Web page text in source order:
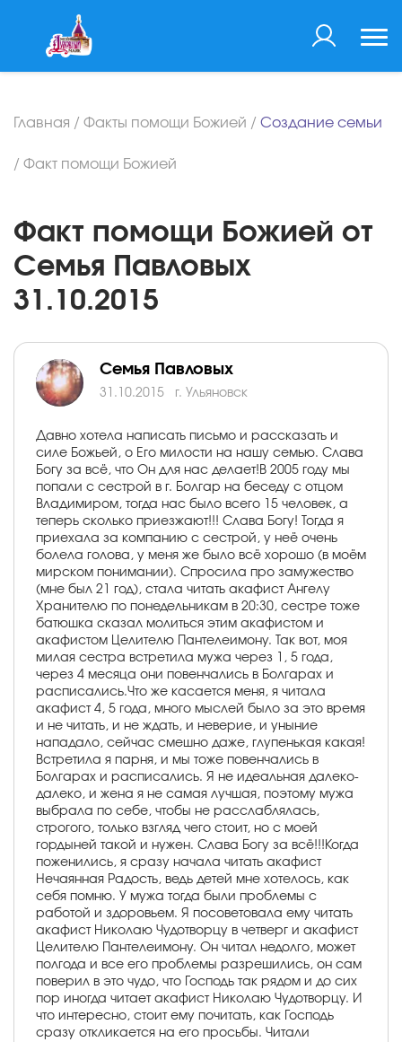
Главная / Факты помощи Божией / Создание семьи
/ Факт помощи Божией
Факт помощи Божией от
Семья Павловых
31.10.2015
Семья Павловых
31.10.2015 г. Ульяновск
Давно хотела написать письмо и рассказать и
силе Божьей, о Его милости на нашу семью. Слава
Богу за всё, что Он для нас делает!В 2005 году мы
попали с сестрой в г. Болгар на беседу с отцом
Владимиром, тогда нас было всего 15 человек, а
теперь сколько приезжают!!! Слава Богу! Тогда я
приехала за компанию с сестрой, у неё очень
болела голова, у меня же было всё хорошо (в моём
мирском понимании). Спросила про замужество
(мне был 21 год), стала читать акафист Ангелу
Хранителю по понедельникам в 20:30, сестре тоже
батюшка сказал молиться этим акафистом и
акафистом Целителю Пантелеимону. Так вот, моя
милая сестра встретила мужа через 1, 5 года,
через 4 месяца они повенчались в Болгарах и
расписались.Что же касается меня, я читала
акафист 4, 5 года, много мыслей было за это время
и не читать, и не ждать, и неверие, и уныние
нападало, сейчас смешно даже, глупенькая какая!
Встретила я парня, и мы тоже повенчались в
Болгарах и расписались. Я не идеальная далеко-
далеко, и жена я не самая лучшая, поэтому мужа
выбрала по себе, чтобы не расслаблялась,
строгого, только взгляд чего стоит, но с моей
гордыней такой и нужен. Слава Богу за всё!!!Когда
поженились, я сразу начала читать акафист
Нечаянная Радость, ведь детей мне хотелось, как
себя помню. У мужа тогда были проблемы с
работой и здоровьем. Я посоветовала ему читать
акафист Николаю Чудотворцу в четверг и акафист
Целителю Пантелеимону. Он читал недолго, может
полгода и все его проблемы разрешились, он сам
поверил в это чудо, что Господь так рядом и до сих
пор иногда читает акафист Николаю Чудотворцу. И
что интересно, стоит ему почитать, как Господь
сразу откликается на его просьбы. Читали